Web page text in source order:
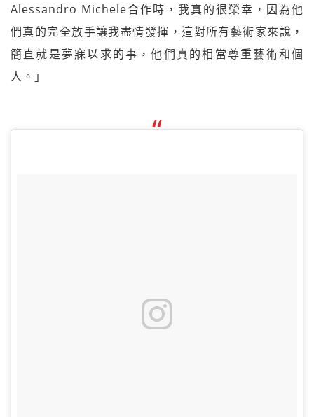
Alessandro Michele合作時，我真的很榮幸，因為他
們真的完全放手讓我盡情發揮，這對所有藝術家來說，
簡直就是夢寐以求的事，他們真的相當尊重藝術和個
人。」